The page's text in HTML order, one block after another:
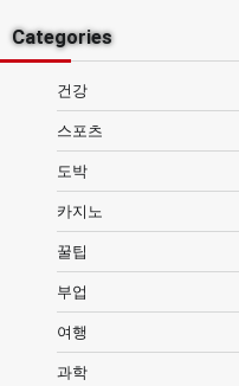
Categories
건강
스포츠
도박
카지노
꿀팁
부업
여행
과학